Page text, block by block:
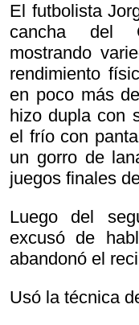
El futbolista
cancha del
mostrando
rendimiento
en poco más
hizo dupla con
el frío con
un gorro de
juegos finales
Luego del
excusó de
abandonó el
Usó la técnica